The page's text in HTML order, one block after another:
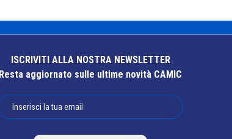
ISCRIVITI ALLA NOSTRA NEWSLETTER
Resta aggiornato sulle ultime novità CAMIC